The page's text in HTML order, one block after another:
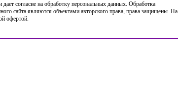
согласие на обработку персональных данных. Обработка
сайта являются объектами авторского права, права защищены. На
офертой.